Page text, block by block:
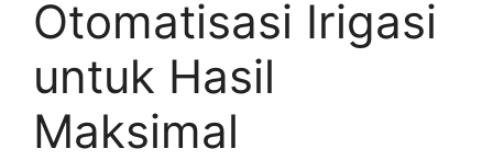
Otomatisasi Irigasi
untuk Hasil
Maksimal